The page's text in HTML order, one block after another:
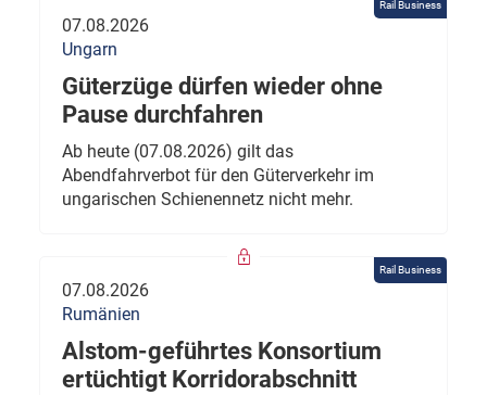
Rail Business
07.08.2026
Ungarn
Güterzüge dürfen wieder ohne
Pause durchfahren
Ab heute (07.08.2026) gilt das
Abendfahrverbot für den Güterverkehr im
ungarischen Schienennetz nicht mehr.
Rail Business
07.08.2026
Rumänien
Alstom-geführtes Konsortium
ertüchtigt Korridorabschnitt